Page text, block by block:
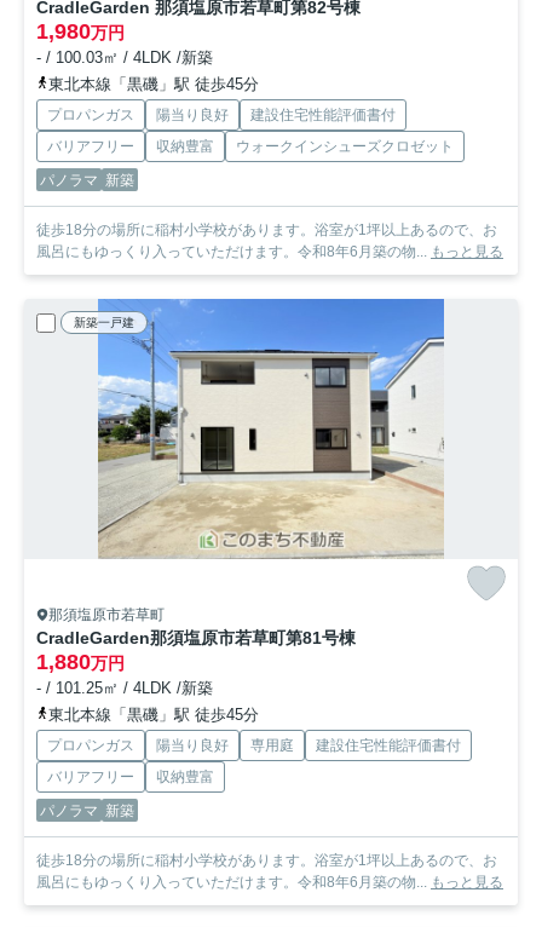
CradleGarden 那須塩原市若草町第82号棟
1,980万円
- / 100.03㎡ / 4LDK /新築
東北本線「黒磯」駅 徒歩45分
プロパンガス 陽当り良好
建設住宅性能評価書付
バリアフリー
収納豊富
ウォークインシューズクロゼット
パノラマ 新築
徒歩18分の場所に稲村小学校があります。浴室が1坪以上あるので、お
風呂にもゆっくり入っていただけます。令和8年6月築の物... もっと見る
新築一戸建
那須塩原市若草町
CradleGarden那須塩原市若草町第81号棟
1,880万円
- / 101.25㎡ / 4LDK /新築
東北本線「黒磯」駅 徒歩45分
プロパンガス 陽当り良好 専用庭
建設住宅性能評価書付
バリアフリー
収納豊富
パノラマ 新築
徒歩18分の場所に稲村小学校があります。浴室が1坪以上あるので、お
風呂にもゆっくり入っていただけます。令和8年6月築の物... もっと見る